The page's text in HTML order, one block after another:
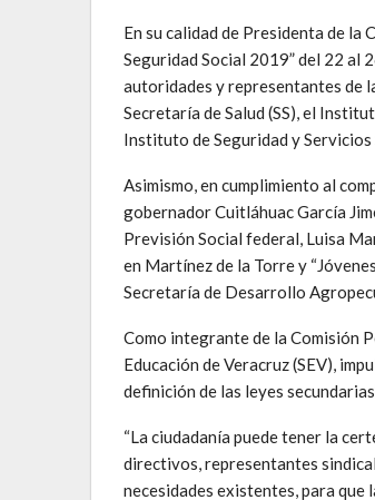
En su calidad de Presidenta de la
Seguridad Social 2019” del 22 al
autoridades y representantes de
Secretaría de Salud (SS), el
Instituto de Seguridad y Servicios
Asimismo, en cumplimiento al
gobernador Cuitláhuac García
Previsión Social federal, Luisa
en Martínez de la Torre y
Secretaría de Desarrollo
Como integrante de la Comisión
Educación de Veracruz (SEV),
definición de las leyes
“La ciudadanía puede tener la
directivos, representantes
necesidades existentes, para que